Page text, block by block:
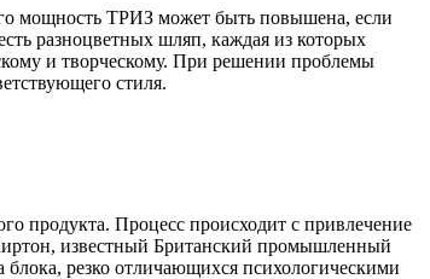
мощность ТРИЗ может быть повышена, если
разноцветных шляп, каждая из которых
и творческому. При решении проблемы
стиля.
продукта. Процесс происходит с привлечение
известный Британский промышленный
блока, резко отличающихся психологическими